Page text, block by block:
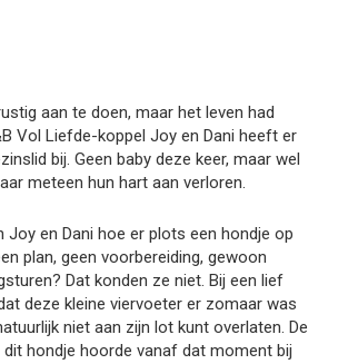
aan te doen, maar het leven had
Vol Liefde-koppel Joy en Dani heeft er
bij. Geen baby deze keer, maar wel
meteen hun hart aan verloren.
Joy en Dani hoe er plots een hondje op
plan, geen voorbereiding, gewoon
Dat konden ze niet. Bij een lief
deze kleine viervoeter er zomaar was
niet aan zijn lot kunt overlaten. De
dit hondje hoorde vanaf dat moment bij